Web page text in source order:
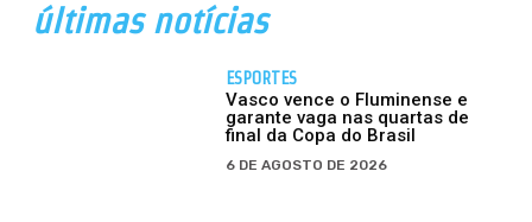
últimas notícias
ESPORTES
Vasco vence o Fluminense e
garante vaga nas quartas de
final da Copa do Brasil
6 DE AGOSTO DE 2026